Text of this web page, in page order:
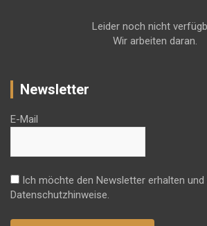
Leider noch nicht
Wir arbeiten daran.
Newsletter
E-Mail
Ich möchte den Newsletter erhalten und
Datenschutzhinweise.